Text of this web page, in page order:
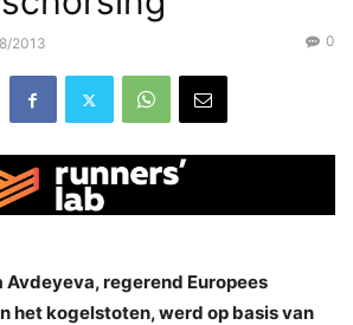
2013 0
Avdeyeva, regerend Europees
het kogelstoten, werd op basis van